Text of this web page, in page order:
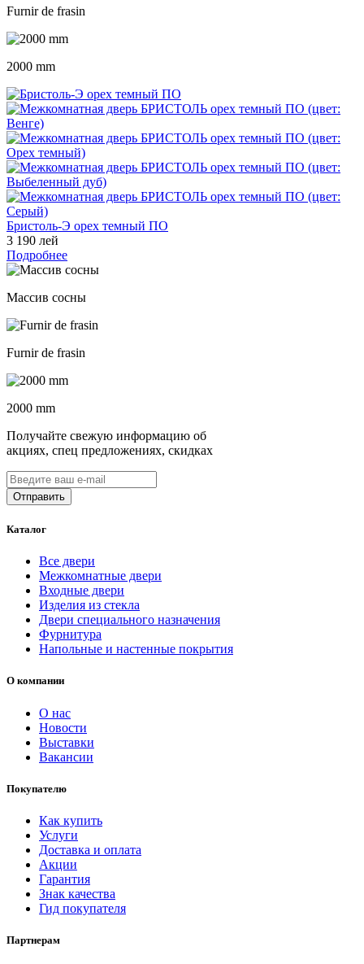
Furnir de frasin
2000 mm
Бристоль-Э орех темный ПО
3 190 лей
Подробнее
Массив сосны
Furnir de frasin
2000 mm
Получайте свежую информацию об
акциях, спец предложениях, скидках
Каталог
Все двери
Межкомнатные двери
Входные двери
Изделия из стекла
Двери специального назначения
Фурнитура
Напольные и настенные покрытия
О компании
О нас
Новости
Выставки
Вакансии
Покупателю
Как купить
Услуги
Доставка и оплата
Акции
Гарантия
Знак качества
Гид покупателя
Партнерам